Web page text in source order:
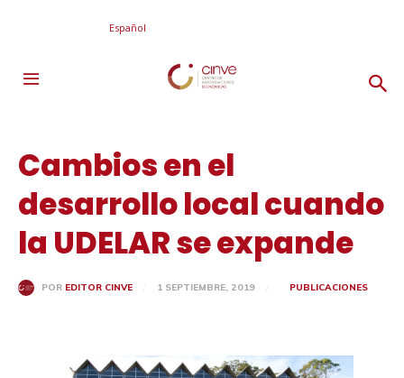
Español
Cambios en el
desarrollo local cuando
la UDELAR se expande
POR EDITOR CINVE 1 SEPTIEMBRE, 2019 PUBLICACIONES